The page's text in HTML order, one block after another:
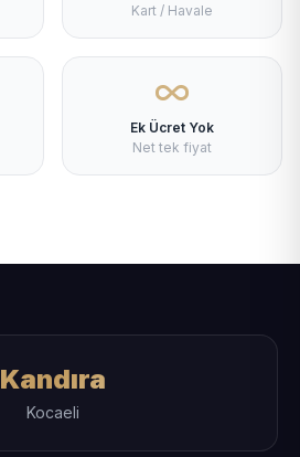
Kart / Havale
Ek Ücret Yok
Net tek fiyat
Kandıra
Kocaeli